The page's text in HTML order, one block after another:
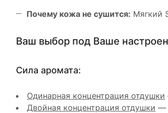
Почему кожа не сушится: Мягкий
Ваш выбор под Ваше
Сила аромата:
Одинарная концентрация отдушки
Двойная концентрация отдушки —